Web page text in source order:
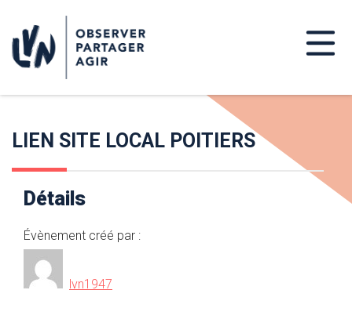
LIEN SITE LOCAL POITIERS
Détails
Évènement créé par :
lvn1947